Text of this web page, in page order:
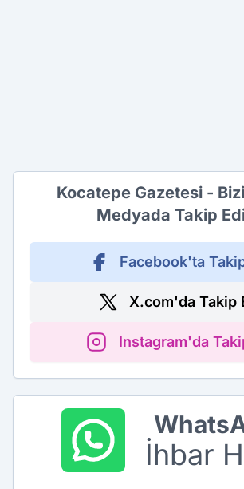
Kocatepe Gazetesi -
Medyada Takip
Facebook'ta
X.com'da Takip
Instagram'da
İhbar